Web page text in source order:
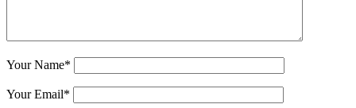
Your Name*
Your Email*